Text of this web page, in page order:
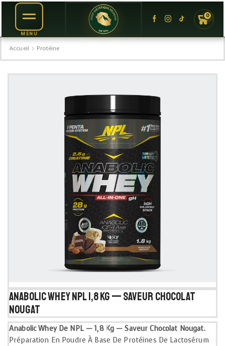
0
Accueil Protéine
Anabolic Whey NPL 1,8 kg — Saveur Chocolat
Nougat
Anabolic Whey De NPL — 1,8 Kg — Saveur Chocolat Nougat.
Préparation En Poudre À Base De Protéines De Lactosérum